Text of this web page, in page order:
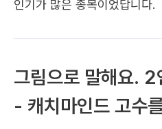
인기가 많은 종목이었답니다.
그림으로 말해요.
- 캐치마인드 고수